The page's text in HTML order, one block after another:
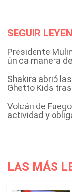
SEGUIR
Presidente
única manera
Shakira abrió
Ghetto Kids
Volcán de
actividad y
LAS MÁS